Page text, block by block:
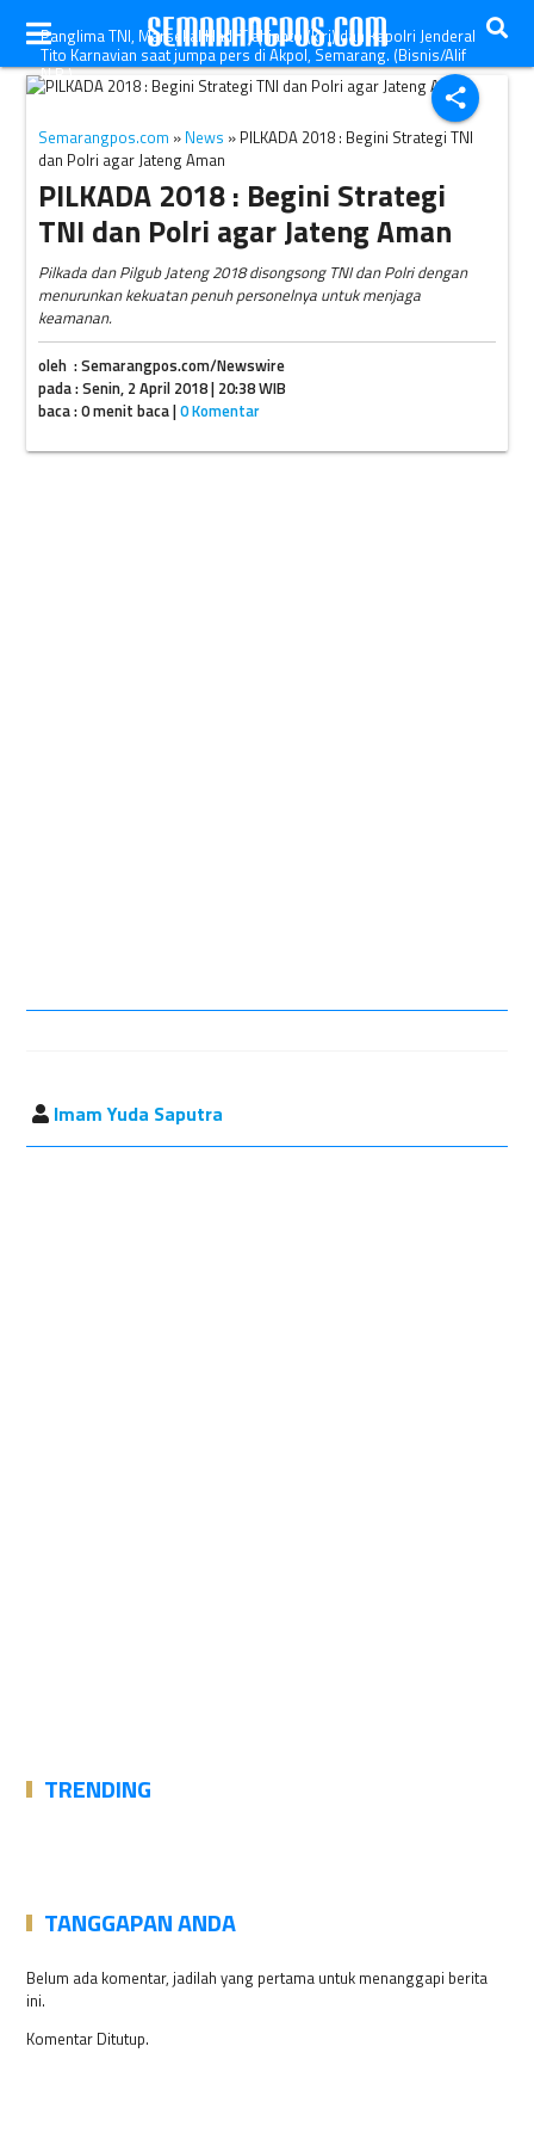
share
Panglima TNI, Marsekal Hadi Tjahjanto (kiri) dan Kapolri Jenderal
Tito Karnavian saat jumpa pers di Akpol, Semarang. (Bisnis/Alif
N.R.)
Semarangpos.com » News » PILKADA 2018 : Begini Strategi TNI
dan Polri agar Jateng Aman
PILKADA 2018 : Begini Strategi
TNI dan Polri agar Jateng Aman
Pilkada dan Pilgub Jateng 2018 disongsong TNI dan Polri dengan
menurunkan kekuatan penuh personelnya untuk menjaga
keamanan.
oleh : Semarangpos.com/Newswire
pada : Senin, 2 April 2018 | 20:38 WIB
baca : 0 menit baca |0 Komentar
Imam Yuda Saputra
TRENDING
TANGGAPAN ANDA
Belum ada komentar, jadilah yang pertama untuk menanggapi berita
ini.
Komentar Ditutup.